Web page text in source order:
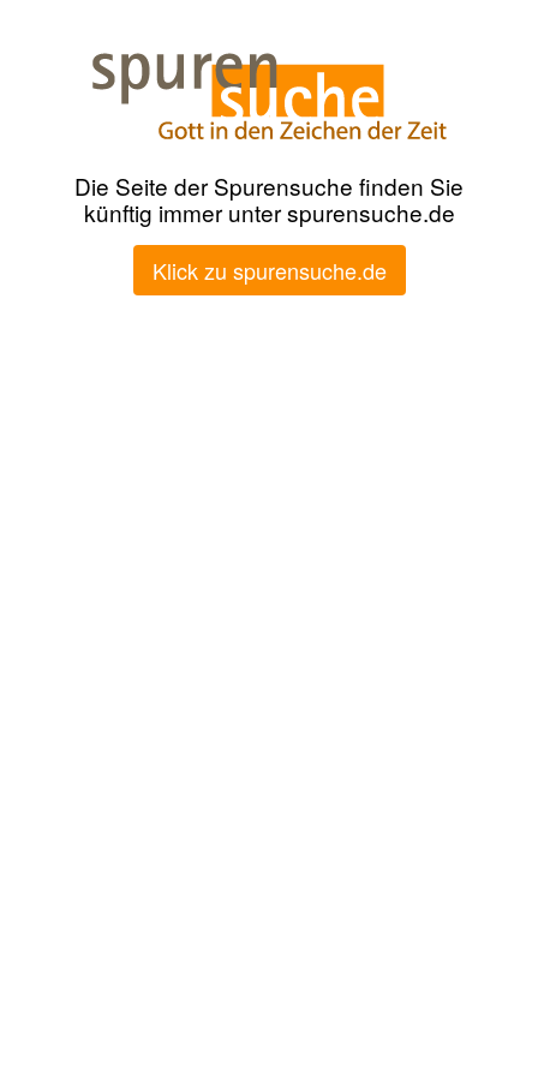
Die Seite der Spurensuche finden Sie
künftig immer unter spurensuche.de
Klick zu spurensuche.de